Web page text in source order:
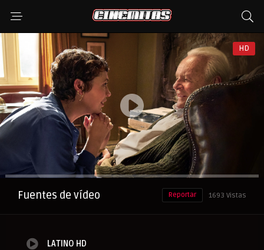
HD
Anuncio
Fuentes de vídeo 1693 Vistas
Reportar
LATINO HD